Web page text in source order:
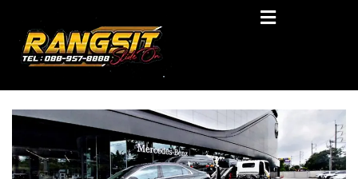
content
RANGSIT SlideON
รถยก168 รถสไลด์รังสิต รถสไลด์ ราคาถูก